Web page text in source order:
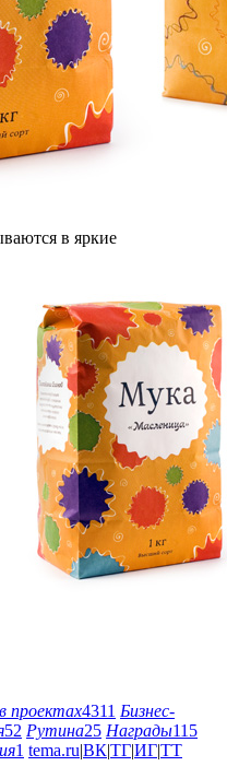
в яркие
проектах4311 Бизнес-
52 Рутина25 Награды115
1 tema.ru|ВК|ТГ|ИГ|ТТ